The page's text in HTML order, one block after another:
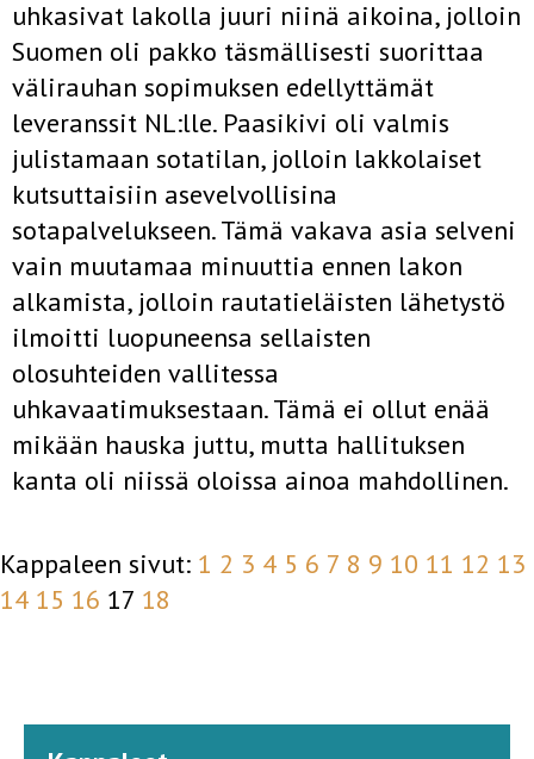
uhkasivat lakolla juuri niinä aikoina, jolloin
Suomen oli pakko täsmällisesti suorittaa
välirauhan sopimuksen edellyttämät
leveranssit NL:lle. Paasikivi oli valmis
julistamaan sotatilan, jolloin lakkolaiset
kutsuttaisiin asevelvollisina
sotapalvelukseen. Tämä vakava asia selveni
vain muutamaa minuuttia ennen lakon
alkamista, jolloin rautatieläisten lähetystö
ilmoitti luopuneensa sellaisten
olosuhteiden vallitessa
uhkavaatimuksestaan. Tämä ei ollut enää
mikään hauska juttu, mutta hallituksen
kanta oli niissä oloissa ainoa mahdollinen.
Kappaleen sivut: 1 2 3 4 5 6 7 8 9 10 11 12 13
14 15 16 17 18